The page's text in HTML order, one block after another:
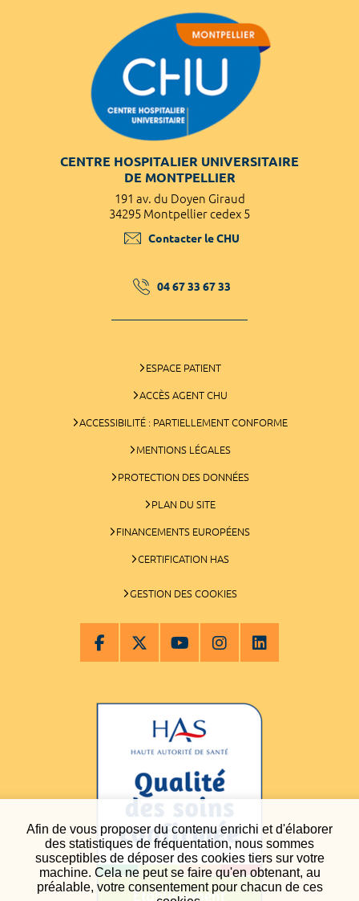
Afin de vous proposer du contenu enrichi et d'élaborer
des statistiques de fréquentation, nous sommes
susceptibles de déposer des cookies tiers sur votre
machine. Cela ne peut se faire qu'en obtenant, au
préalable, votre consentement pour chacun de ces
CENTRE HOSPITALIER UNIVERSITAIRE
DE MONTPELLIER
191 av. du Doyen Giraud
34295 Montpellier cedex 5
Contacter le CHU
04 67 33 67 33
ESPACE PATIENT
ACCÈS AGENT CHU
ACCESSIBILITÉ : PARTIELLEMENT CONFORME
MENTIONS LÉGALES
PROTECTION DES DONNÉES
PLAN DU SITE
FINANCEMENTS EUROPÉENS
CERTIFICATION HAS
GESTION DES COOKIES